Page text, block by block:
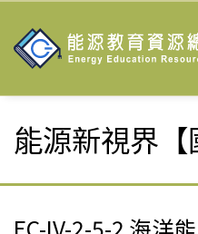
能源新視界【